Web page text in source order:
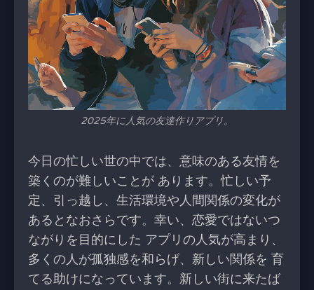
2025年に人気の友達作りアプリ。
今日の忙しい世の中では、意味のある友情を
築くのが難しいことが あります。忙しい予
定、引っ越し、生活環境や人間関係の変化が
あるとなおさらです。幸い、恋愛ではないつ
ながりを目的にした アプリの人気が高まり、
多くの人が孤独感を和らげ、新しい関係を 育
てる助けになっています。新しい街に来たば